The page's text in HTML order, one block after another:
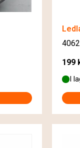
199
I